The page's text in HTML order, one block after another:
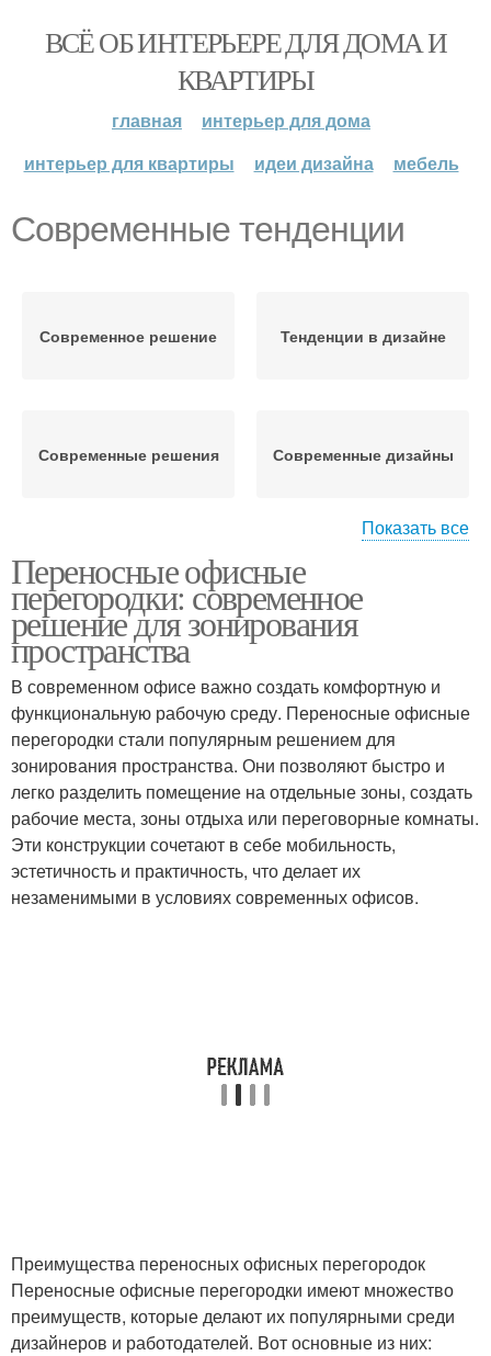
ВСЁ ОБ ИНТЕРЬЕРЕ ДЛЯ ДОМА И
КВАРТИРЫ
главная
интерьер для дома
интерьер для квартиры
идеи дизайна мебель
Современные тенденции
Современное решение Тенденции в дизайне
Современные решения Современные дизайны
современном стиле
Тенденции в декоре
Современный дизайн Современные идеи
Современные
материалы
Основные тенденции
Современная
архитектура
Современные
требования
Показать все
Переносные офисные
перегородки: современное
решение для зонирования
пространства
В современном офисе важно создать комфортную и
функциональную рабочую среду. Переносные офисные
перегородки стали популярным решением для
зонирования пространства. Они позволяют быстро и
легко разделить помещение на отдельные зоны, создать
рабочие места, зоны отдыха или переговорные комнаты.
Эти конструкции сочетают в себе мобильность,
эстетичность и практичность, что делает их
незаменимыми в условиях современных офисов.
Преимущества переносных офисных перегородок
Переносные офисные перегородки имеют множество
преимуществ, которые делают их популярными среди
дизайнеров и работодателей. Вот основные из них: